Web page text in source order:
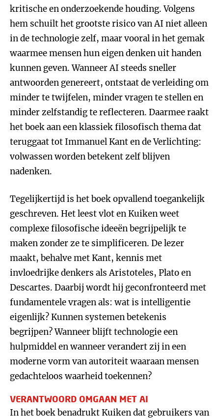
kritische en onderzoekende houding. Volgens
hem schuilt het grootste risico van AI niet alleen
in de technologie zelf, maar vooral in het gemak
waarmee mensen hun eigen denken uit handen
kunnen geven. Wanneer AI steeds sneller
antwoorden genereert, ontstaat de verleiding om
minder te twijfelen, minder vragen te stellen en
minder zelfstandig te reflecteren. Daarmee raakt
het boek aan een klassiek filosofisch thema dat
teruggaat tot Immanuel Kant en de Verlichting:
volwassen worden betekent zelf blijven
nadenken.
Tegelijkertijd is het boek opvallend toegankelijk
geschreven. Het leest vlot en Kuiken weet
complexe filosofische ideeën begrijpelijk te
maken zonder ze te simplificeren. De lezer
maakt, behalve met Kant, kennis met
invloedrijke denkers als Aristoteles, Plato en
Descartes. Daarbij wordt hij geconfronteerd met
fundamentele vragen als: wat is intelligentie
eigenlijk? Kunnen systemen betekenis
begrijpen? Wanneer blijft technologie een
hulpmiddel en wanneer verandert zij in een
moderne vorm van autoriteit waaraan mensen
gedachteloos waarheid toekennen?
VERANTWOORD OMGAAN MET AI
In het boek benadrukt Kuiken dat gebruikers van